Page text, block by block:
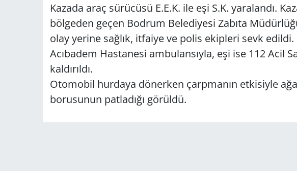
Kazada araç sürücüsü E.E.K. ile eşi S.K. yaralandı.
bölgeden geçen Bodrum Belediyesi Zabıta
olay yerine sağlık, itfaiye ve polis ekipleri sevk edildi.
Acıbadem Hastanesi ambulansıyla, eşi ise 112 Acil
kaldırıldı.
Otomobil hurdaya dönerken çarpmanın etkisiyle
borusunun patladığı görüldü.